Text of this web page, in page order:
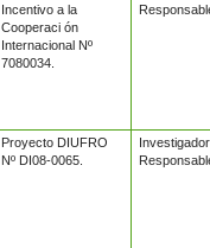
Incentivo a la
Cooperaci ón
Internacional Nº
7080034.
Proyecto DIUFRO
Nº DI08-0065.
Investigador